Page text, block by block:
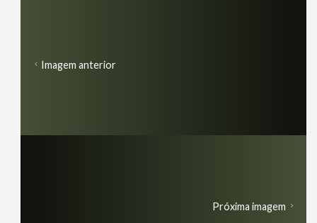
Imagem anterior
Próxima imagem